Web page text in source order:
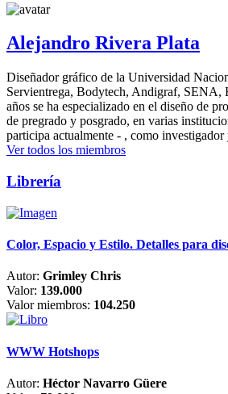
Alejandro Rivera Plata
Diseñador gráfico de la Universidad
Servientrega, Bodytech, Andigraf, SENA,
años se ha especializado en el diseño de
de pregrado y posgrado, en varias
participa actualmente - , como
Ver todos los miembros
Librería
Color, Espacio y Estilo. Detalles para
Autor: Grimley Chris
Valor: 139.000
Valor miembros: 104.250
WWW Hotshops
Autor: Héctor Navarro Güere